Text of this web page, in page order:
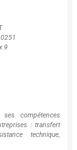
9
compétences
: transfert
technique,